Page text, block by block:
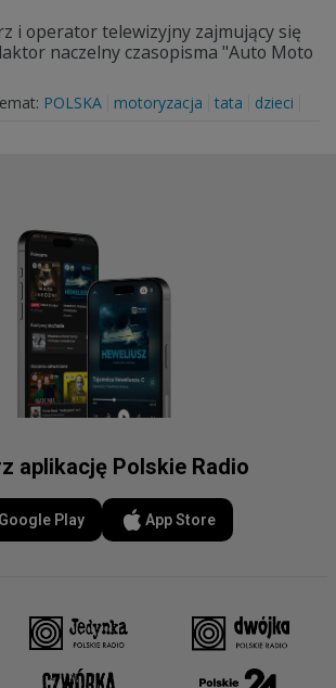
i operator telewizyjny zajmujący się
naczelny czasopisma "Auto Moto
POLSKA motoryzacja tata dzieci
aplikację Polskie Radio
Google Play App Store